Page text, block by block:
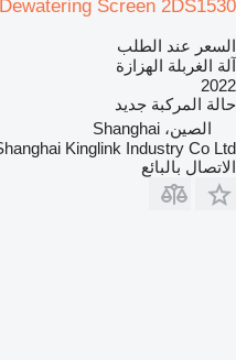
Screen 2DS1530
السعر عند الطلب
آلة الغربلة الهزازة
2022
حالة المركبة جديد
الصين، Shanghai
Kinglink Industry Co Ltd
الاتصال بالبائع